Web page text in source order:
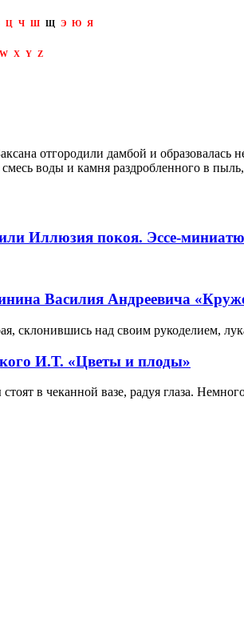
Ц Ч Ш Щ Э Ю Я
W X Y Z
отгородили дамбой и
воды и камня раздробленного в
Иллюзия покоя. Эссе-
Василия Андреевича
склонившись над своим рукоделием,
И.Т. «Цветы и плоды»
в чеканной вазе, радуя глаза.